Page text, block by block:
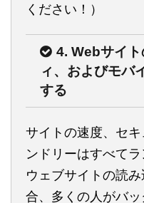
ください！）
4. Webサイ
ィ、およびモバ
する
サイトの速度、セ
ンドリーはすべてラ
ウェブサイトの読
合、多くの人がバ